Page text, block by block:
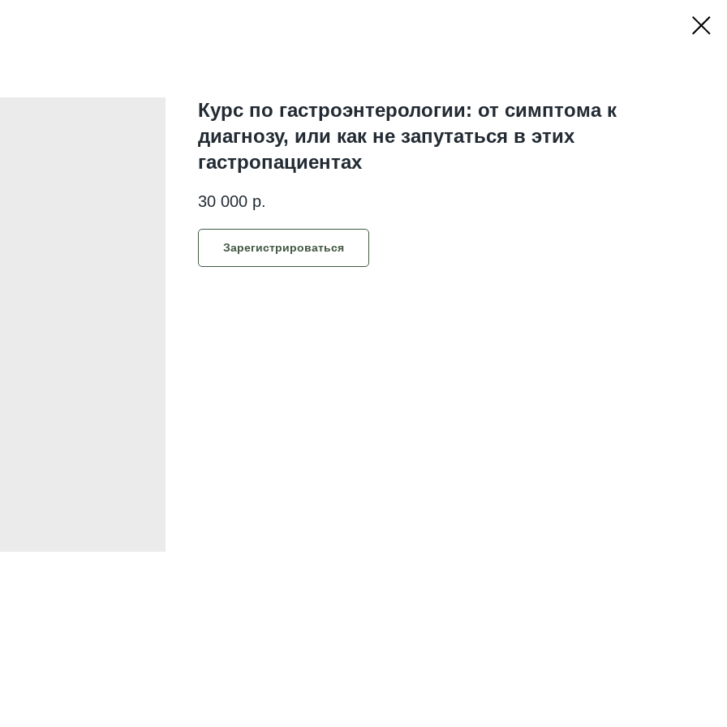
Курс по гастроэнтерологии: от симптома к
диагнозу, или как не запутаться в этих
гастропациентах
30 000 р.
Зарегистрироваться